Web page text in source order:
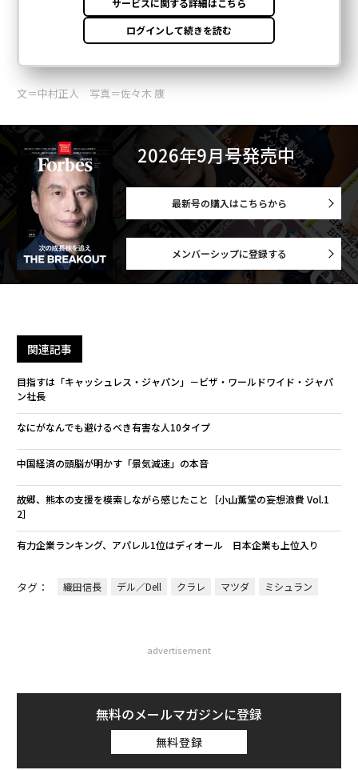
文＝中村正人 写真＝佐々木 康
2026年9月号発売中
最新号の購入はこちらから
メンバーシップに登録する
関連記事
目指すは「キャッシュレス・ジャパン」－ビザ・ワールドワイド・ジャパ
ン社長
なにがなんでも避けるべき有害な人10タイプ
中国経済の頭脳が明かす「景気減速」の本音
故郷、熊本の支援を模索しながら感じたこと［小山薫堂の妄想浪費 Vol.1
2］
有力企業ランキング、アパレル1位はディオール 日本企業も上位入り
タグ： 織田信長 デル／Dell クラレ マツダ ミシュラン
advertisement
無料のメールマガジンに登録
無料登録